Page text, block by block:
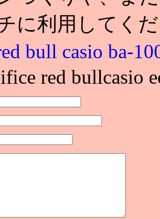
に利用してく
bull casio ba-
red bullcasio